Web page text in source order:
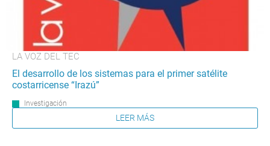
LA VOZ DEL TEC
El desarrollo de los sistemas para el primer satélite
costarricense “Irazú”
Investigación
LEER MÁS